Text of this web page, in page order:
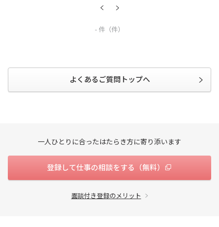
前へ
- 件（件）
よくあるご質問トップへ
一人ひとりに合ったはたらき方に寄り添います
登録して仕事の相談をする（無料）
面談付き登録のメリット